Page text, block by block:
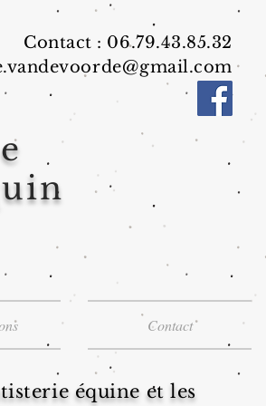
Contact : 06.79.43.85.32
équine et les
Contact